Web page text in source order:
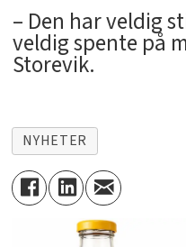
– Den har veldig
veldig spente på
Storevik.
NYHETER